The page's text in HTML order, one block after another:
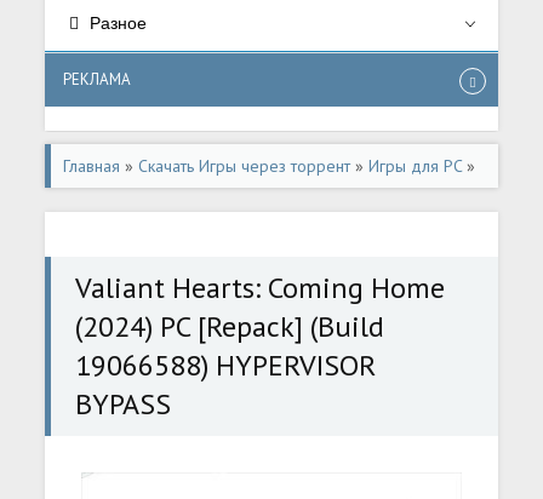
Разное
РЕКЛАМА
Главная » Скачать Игры через торрент»Игры для PC»
Приключения/Adventure,Аркады/Arcade
Valiant Hearts: Coming Home
(2024) PC [Repack] (Build
19066588) HYPERVISOR
BYPASS